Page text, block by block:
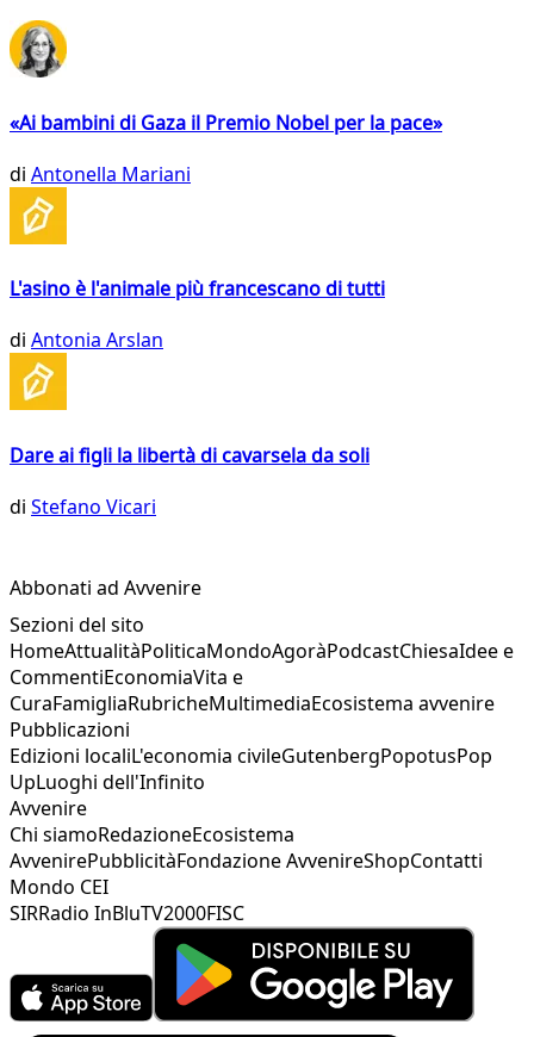
«Ai bambini di Gaza il Premio Nobel per la pace»
di Antonella Mariani
L'asino è l'animale più francescano di tutti
di Antonia Arslan
Dare ai figli la libertà di cavarsela da soli
di Stefano Vicari
Abbonati ad Avvenire
Sezioni del sito
HomeAttualitàPoliticaMondoAgoràPodcastChiesaIdee e
CommentiEconomiaVita e
CuraFamigliaRubricheMultimediaEcosistema avvenire
Pubblicazioni
Edizioni localiL'economia civileGutenbergPopotusPop
UpLuoghi dell'Infinito
Avvenire
Chi siamoRedazioneEcosistema
AvvenirePubblicitàFondazione AvvenireShopContatti
Mondo CEI
SIRRadio InBluTV2000FISC